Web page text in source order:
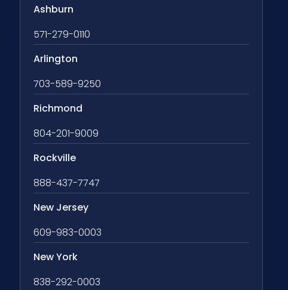
Ashburn
571-279-0110
Arlington
703-589-9250
Richmond
804-201-9009
Rockville
888-437-7747
New Jersey
609-983-0003
New York
838-292-0003